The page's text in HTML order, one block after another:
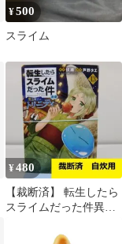
¥500
スライム
¥480
【裁断済】 転生したら
スライムだった件異
ニティ 13巻